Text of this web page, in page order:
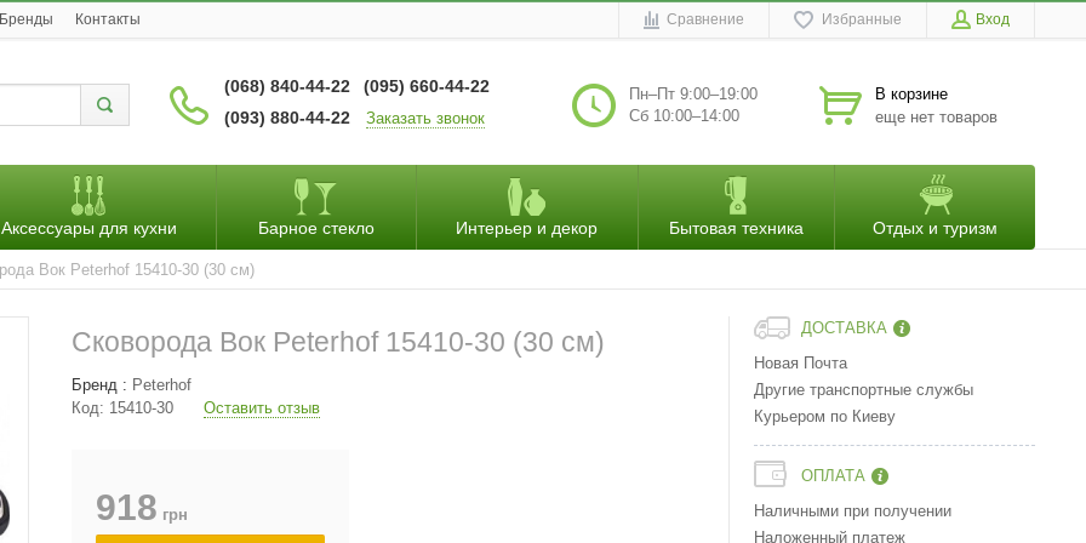
Бренды Контакты Сравнение Избранные Вход
(068) 840-44-22
(095) 660-44-22
(093) 880-44-22
Заказать звонок
Пн–Пт 9:00–19:00
Сб 10:00–14:00
В корзине
еще нет товаров
Аксессуары для кухни Барное стекло Интерьер и декор Бытовая техника Отдых и туризм
Вок Peterhof 15410-30 (30 см)
ДОСТАВКА
Новая Почта
Другие транспортные службы
Курьером по Киеву
ОПЛАТА
Наличными при получении
Наложенный платеж
Сковорода Вок Peterhof 15410-30 (30 см)
Бренд : Peterhof
Код: 15410-30 Оставить отзыв
918 грн